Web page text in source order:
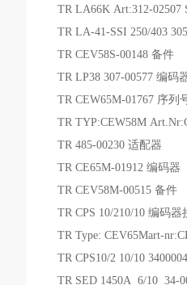
TR LA66K Art:312-02507
TR LA-41-SSI 250/403
TR CEV58S-00148 备件
TR LP38 307-00577 编码
TR CEW65M-01767 序列
TR TYP:CEW58M
TR 485-00230 适配器
TR CE65M-01912 编码器
TR CEV58M-00515 备件
TR CPS 10/210/10 编码器
TR Type: CEV65Mart-
TR CPS10/2 10/10
TR SED 1450A 6/10 34-